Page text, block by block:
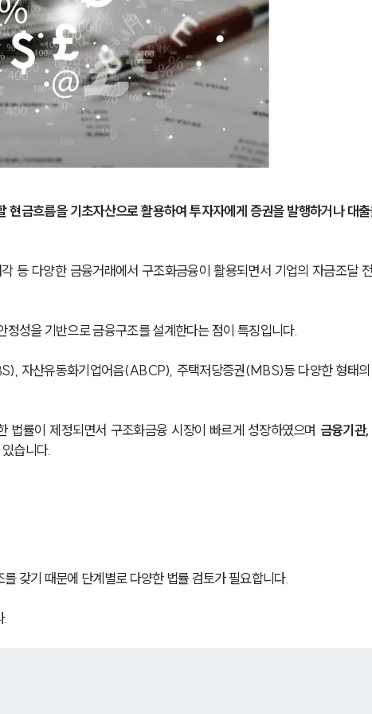
현금흐름을 기초자산으로 활용하여 투자자에게 증권을 발행하거나 대
등 다양한 금융거래에서 구조화금융이 활용되면서 기업의 자금조달
성을 기반으로 금융구조를 설계한다는 점이 특징입니다.
자산유동화기업어음(ABCP), 주택저당증권(MBS)등 다양한 형태
법률이 제정되면서 구조화금융 시장이 빠르게 성장하였으며 금융기관
습니다.
갖기 때문에 단계별로 다양한 법률 검토가 필요합니다.
.